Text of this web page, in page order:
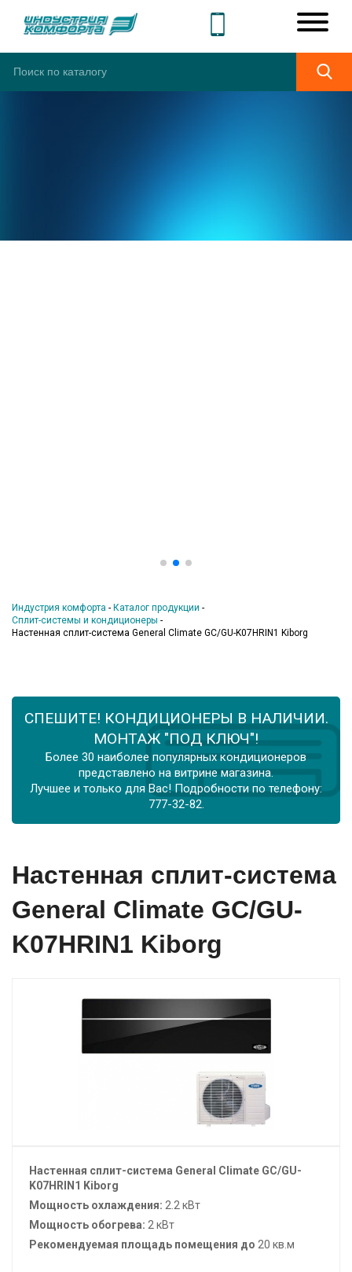
Индустрия комфорта - Каталог продукции -
Сплит-системы и кондиционеры -
Настенная сплит-система General Climate GC/GU-K07HRIN1 Kiborg
СПЕШИТЕ! КОНДИЦИОНЕРЫ В НАЛИЧИИ.
МОНТАЖ "ПОД КЛЮЧ"!
Более 30 наиболее популярных кондиционеров
представлено на витрине магазина.
Лучшее и только для Вас! Подробности по телефону:
777-32-82.
Настенная сплит-система
General Climate GC/GU-
K07HRIN1 Kiborg
Настенная сплит-система General ClimateGC/GU-
K07HRIN1 Kiborg
Мощность охлаждения: 2.2 кВт
Мощность обогрева: 2 кВт
Рекомендуемая площадь помещения до 20 кв.м